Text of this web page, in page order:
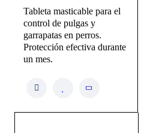
Tableta masticable para el
control de pulgas y
garrapatas en perros.
Protección efectiva durante
un mes.